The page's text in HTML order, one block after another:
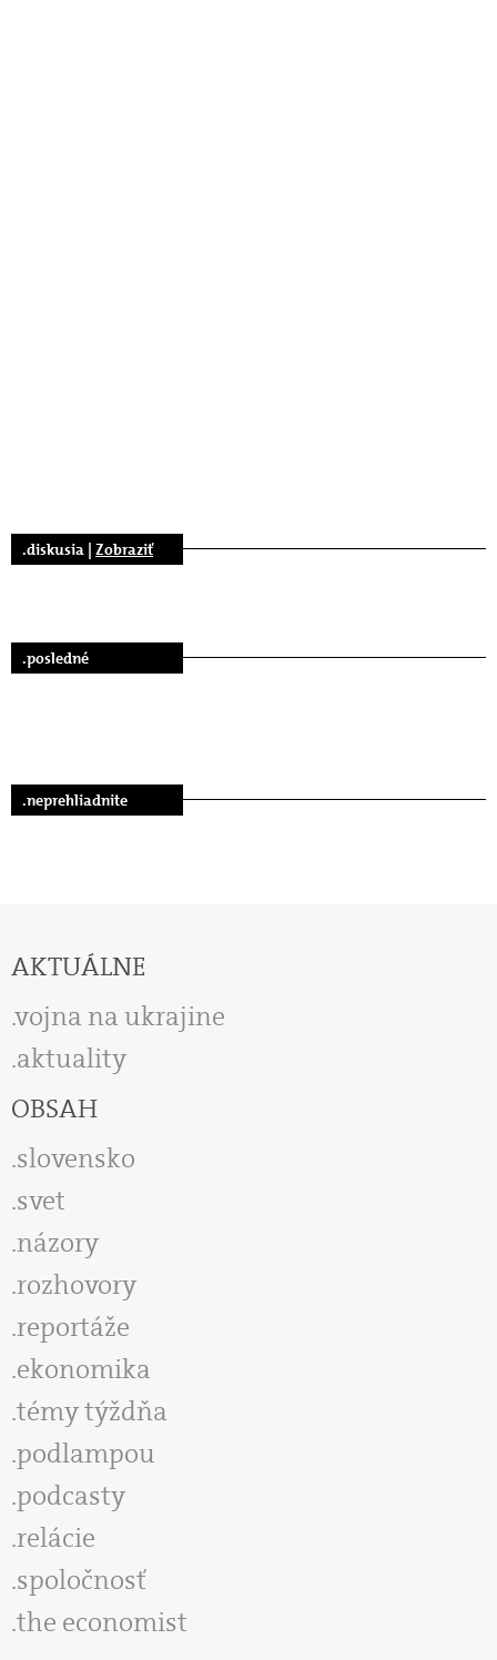
.diskusia | Zobraziť
.posledné
.neprehliadnite
AKTUÁLNE
vojna na ukrajine
aktuality
OBSAH
slovensko
svet
názory
rozhovory
reportáže
ekonomika
témy týždňa
podlampou
podcasty
relácie
spoločnosť
the economist